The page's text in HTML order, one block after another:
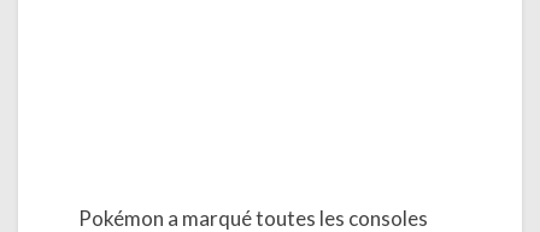
Pokémon a marqué toutes les consoles